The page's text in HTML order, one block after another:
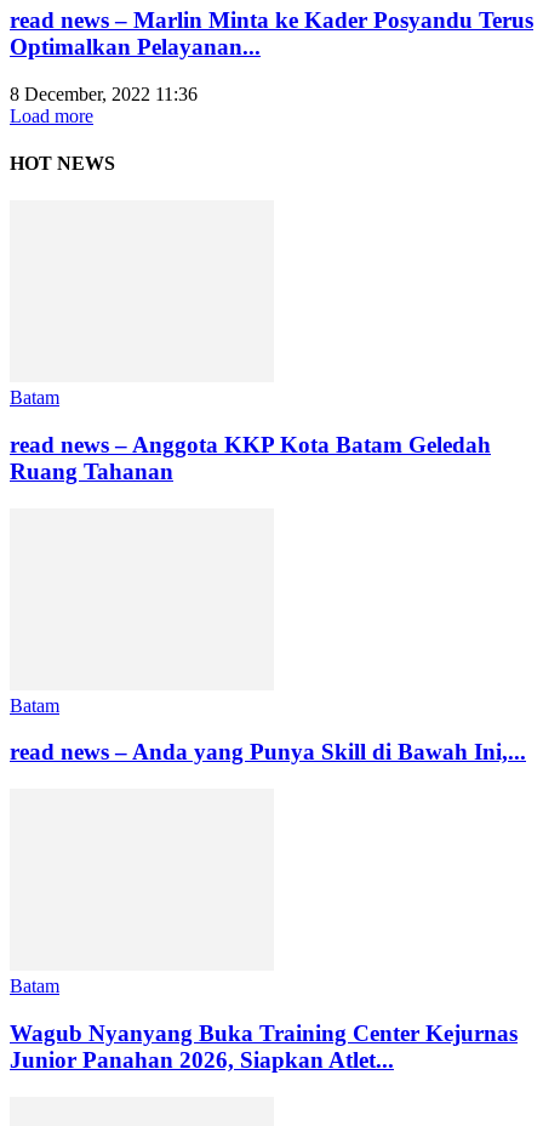
read news – Marlin Minta ke Kader Posyandu Terus
Optimalkan Pelayanan...
8 December, 2022 11:36
Load more
HOT NEWS
Batam
read news – Anggota KKP Kota Batam Geledah
Ruang Tahanan
Batam
read news – Anda yang Punya Skill di Bawah Ini,...
Batam
Wagub Nyanyang Buka Training Center Kejurnas
Junior Panahan 2026, Siapkan Atlet...